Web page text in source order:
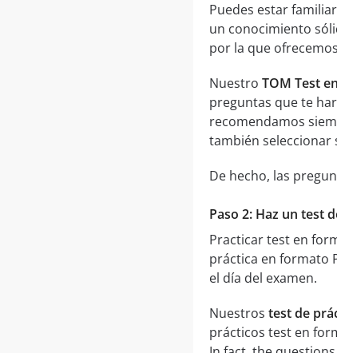
Puedes estar
un conocimiento
por la que
Nuestro TOM Test
preguntas que te
recomendamos
también seleccionar
De hecho, las
Paso 2: Haz un test
Practicar test en
práctica en formato
el día del examen.
Nuestros test de
prácticos test en